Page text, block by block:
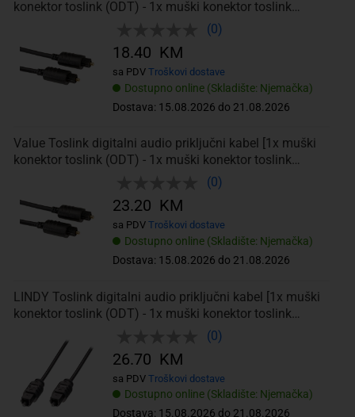
konektor toslink (ODT) - 1x muški konektor toslink
(0)
Dostupno online (Skladište: Njemačka)
Dostava: 15.08.2026 do 21.08.2026
18.40 KM
sa PDV Troškovi dostave
Value Toslink digitalni audio priključni kabel [1x muški
konektor toslink (ODT) - 1x muški konektor toslink
(0)
Dostupno online (Skladište: Njemačka)
Dostava: 15.08.2026 do 21.08.2026
23.20 KM
sa PDV Troškovi dostave
LINDY Toslink digitalni audio priključni kabel [1x muški
konektor toslink (ODT) - 1x muški konektor toslink
(0)
Dostupno online (Skladište: Njemačka)
Dostava: 15.08.2026 do 21.08.2026
26.70 KM
sa PDV Troškovi dostave